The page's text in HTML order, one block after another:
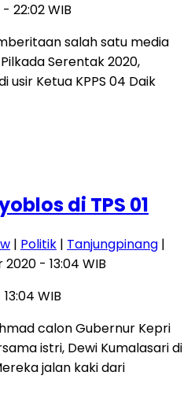
22:02 WIB
salah satu media
Serentak 2020,
usir Ketua KPPS 04 Daik
di TPS 01
| Politik | Tanjungpinang |
- 13:04 WIB
WIB
calon Gubernur Kepri
istri, Dewi Kumalasari di
jalan kaki dari